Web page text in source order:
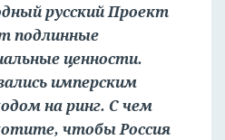
русский Проект
подлинные
ценности.
имперским
на ринг. С чем
чтобы Россия